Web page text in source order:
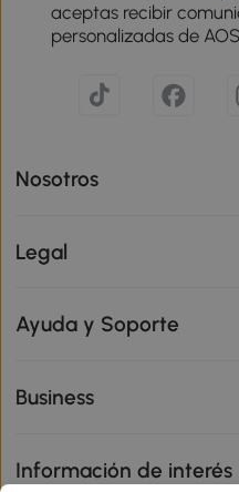
aceptas recibir
personalizadas de
Nosotros
Legal
Ayuda y Soporte
Business
Información de interés